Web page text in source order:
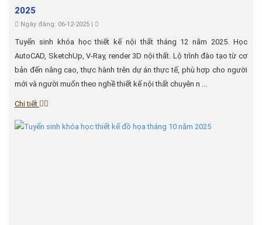
2025
Ngày đăng: 06-12-2025 |
Tuyển sinh khóa học thiết kế nội thất tháng 12 năm 2025. Học
AutoCAD, SketchUp, V-Ray, render 3D nội thất. Lộ trình đào tạo từ cơ
bản đến nâng cao, thực hành trên dự án thực tế, phù hợp cho người
mới và người muốn theo nghề thiết kế nội thất chuyên n ...
Chi tiết